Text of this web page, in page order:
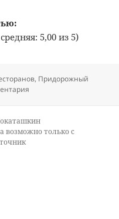
5,00 из 5)
, Придорожный
возможно только с